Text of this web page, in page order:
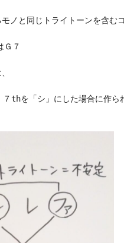
ノと同じトライトーンを含む
Ｇ７
thを「シ」にした場合に作